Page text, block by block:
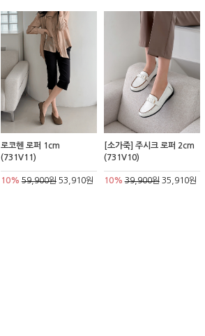
로코헨 로퍼 1cm
(731V11)
10% 59,900원53,910원
[소가죽] 주시크 로퍼 2cm
(731V10)
10% 39,900원35,910원